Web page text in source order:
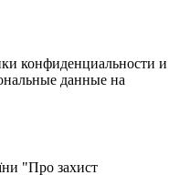
конфиденциальности и
данные на
"Про захист